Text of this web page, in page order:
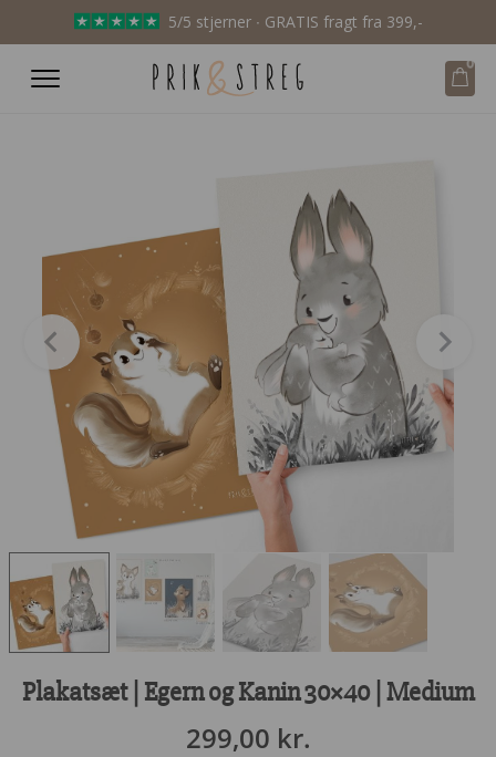
5/5 stjerner ∙ GRATIS fragt fra 399,-
0
Plakatsæt | Egern og Kanin 30×40 | Medium
299,00 kr.